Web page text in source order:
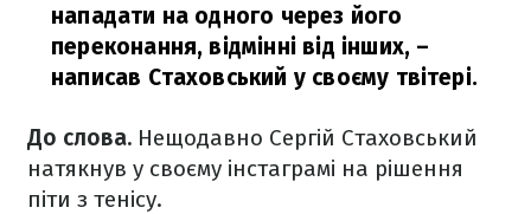
нападати на одного через його
переконання, відмінні від інших, –
написав Стаховський у своєму твітері.
До слова. Нещодавно Сергій Стаховський
натякнув у своєму інстаграмі на рішення
піти з тенісу.